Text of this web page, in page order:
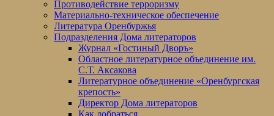
Противодействие терроризму
Материально-техническое обеспечение
Литература Оренбуржья
Подразделения Дома литераторов
Журнал «Гостиный Дворъ»
Областное литературное объединение им.
С.Т. Аксакова
Литературное объединение «Оренбургская
крепость»
Директор Дома литераторов
Как добраться